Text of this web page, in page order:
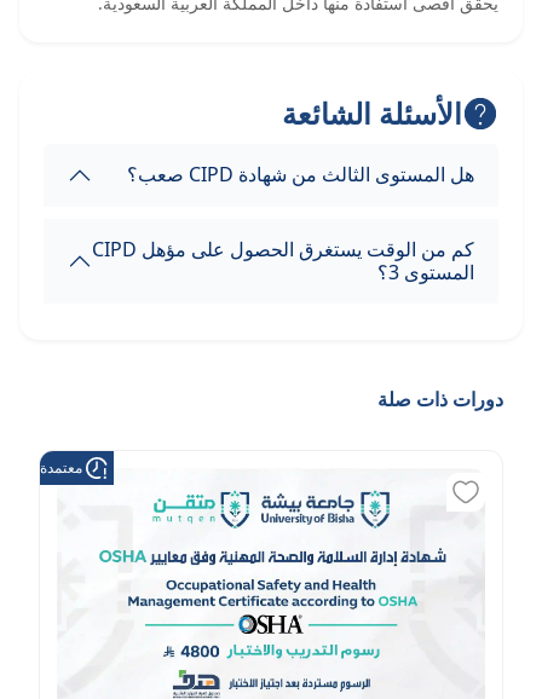
الأسئلة الشائعة
هل المستوى الثالث من شهادة CIPD صعب؟
كم من الوقت يستغرق الحصول على مؤهل CIPD
المستوى 3؟
دورات ذات صلة
معتمدة من